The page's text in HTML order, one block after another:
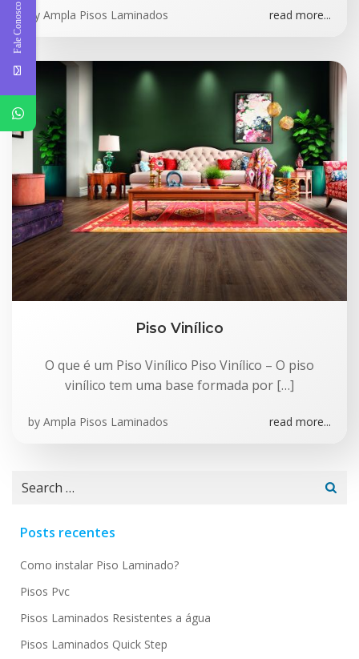
by Ampla Pisos Laminados read more...
Piso Vinílico
O que é um Piso Vinílico Piso Vinílico – O piso
vinílico tem uma base formada por […]
by Ampla Pisos Laminados read more...
Search
Posts recentes
Como instalar Piso Laminado?
Pisos Pvc
Pisos Laminados Resistentes a água
Pisos Laminados Quick Step
Fale Conosco